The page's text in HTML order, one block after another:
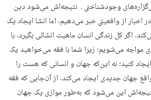
وجودشناختی ـ نتیجه‌اش می‌شود دین
اخبار از واقعیتی خبر می‌دهیم، اما انشا ایجاد یک
اگر کل زندگی انسان ماهیت انشائی بگیرد، با
مواجه می‌شویم؛ زیرا شما با فقه می‌خواهید یک
کنید؛ نه این‌که جهان و انسانی که هست را
جهان جدیدی ایجاد می‌کند. از آن‌جایی که فقه
این می‌شود که به‌طور موازی یک جهان